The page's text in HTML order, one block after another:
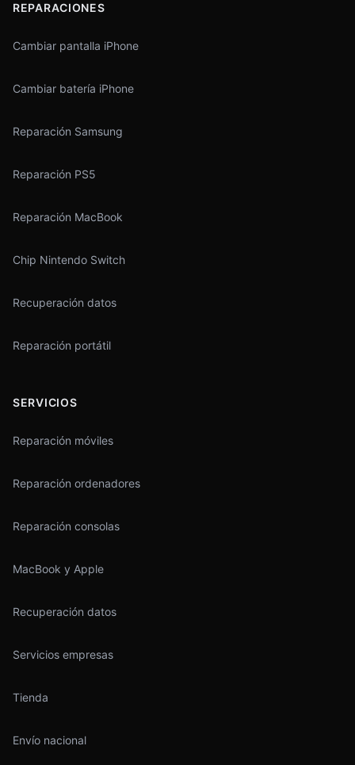
REPARACIONES
Cambiar pantalla iPhone
Cambiar batería iPhone
Reparación Samsung
Reparación PS5
Reparación MacBook
Chip Nintendo Switch
Recuperación datos
Reparación portátil
SERVICIOS
Reparación móviles
Reparación ordenadores
Reparación consolas
MacBook y Apple
Recuperación datos
Servicios empresas
Tienda
Envío nacional